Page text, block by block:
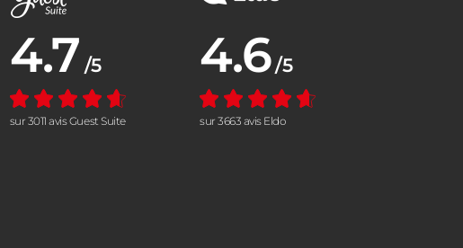
Note moyenne :
4.7 /5
sur 3011 avis Guest Suite
Note moyenne :
4.6 /5
sur 3663 avis Eldo